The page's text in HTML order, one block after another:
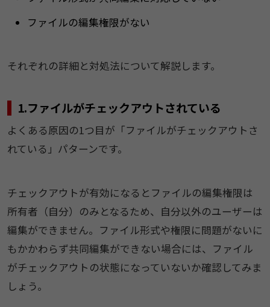
ファイルの編集権限がない
それぞれの詳細と対処法について解説します。
1.ファイルがチェックアウトされている
よくある原因の1つ目が「ファイルがチェックアウトさ
れている」パターンです。
チェックアウトが有効になるとファイルの編集権限は
所有者（自分）のみとなるため、自分以外のユーザーは
編集ができません。ファイル形式や権限に問題がないに
もかかわらず共同編集ができない場合には、ファイル
がチェックアウトの状態になっていないか確認してみま
しょう。